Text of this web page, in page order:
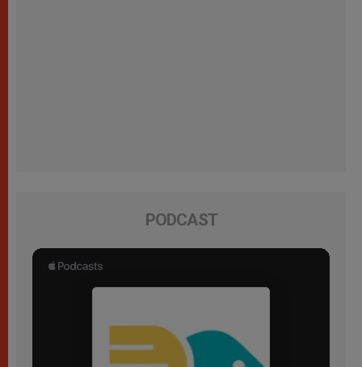
PODCAST